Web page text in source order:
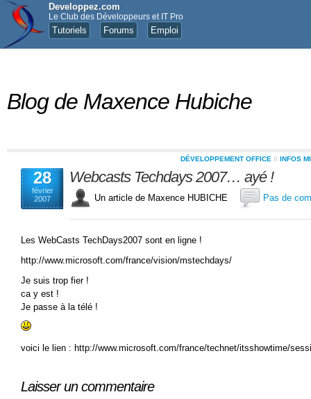
Developpez.com
Le Club des Développeurs et IT Pro
Tutoriels Forums Emploi
Blog de Maxence Hubiche
28
février
2007
DÉVELOPPEMENT OFFICE // INFOS
Webcasts Techdays 2007… ayé !
Un article de Maxence HUBICHE Pas de
Les WebCasts TechDays2007 sont en ligne !
http://www.microsoft.com/france/vision/mstechdays/
Je suis trop fier !
ca y est !
Je passe à la télé !
voici le lien : http://www.microsoft.com/france/technet/itsshowtime/
Laisser un commentaire